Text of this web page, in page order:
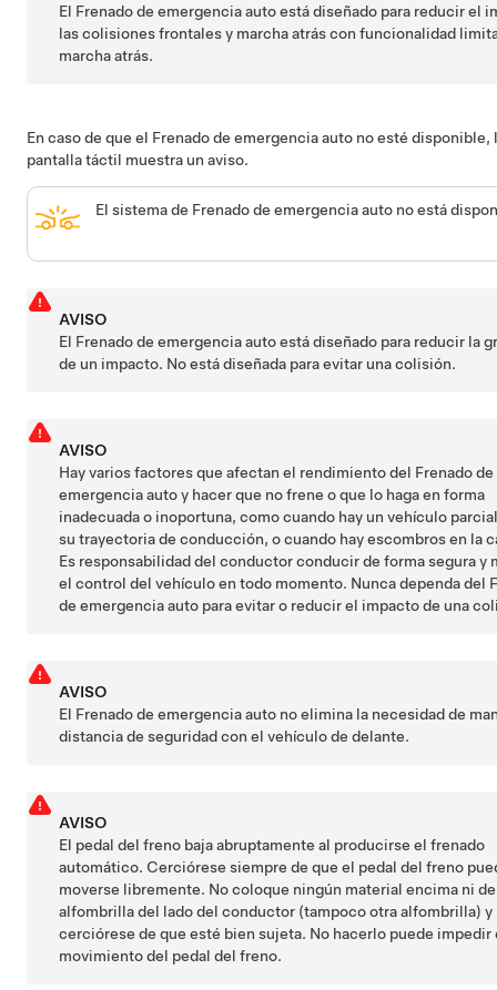
El Frenado de emergencia auto está diseñado para reducir el
las colisiones frontales y marcha atrás con funcionalidad
marcha atrás.
En caso de que el Frenado de emergencia auto no esté disponible,
pantalla táctil muestra un aviso.
El sistema de Frenado de emergencia auto no está
AVISO
El Frenado de emergencia auto está diseñado para reducir la
de un impacto. No está diseñada para evitar una colisión.
AVISO
Hay varios factores que afectan el rendimiento del Frenado de
emergencia auto y hacer que no frene o que lo haga en forma
inadecuada o inoportuna, como cuando hay un vehículo
su trayectoria de conducción, o cuando hay escombros en la
Es responsabilidad del conductor conducir de forma segura y
el control del vehículo en todo momento. Nunca dependa del
de emergencia auto para evitar o reducir el impacto de una
AVISO
El Frenado de emergencia auto no elimina la necesidad de
distancia de seguridad con el vehículo de delante.
AVISO
El pedal del freno baja abruptamente al producirse el frenado
automático. Cerciórese siempre de que el pedal del freno
moverse libremente. No coloque ningún material encima ni
alfombrilla del lado del conductor (tampoco otra alfombrilla) y
cerciórese de que esté bien sujeta. No hacerlo puede impedir
movimiento del pedal del freno.